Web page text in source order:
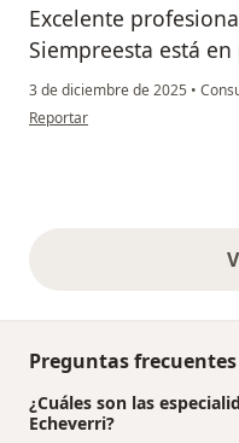
Excelente
Siempreesta está
3 de diciembre de 2025 •
en opinión del usuario Eliana
Reportar
Preguntas frecuentes
¿Cuáles son las
Echeverri?